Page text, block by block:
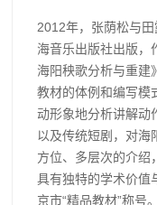
2012年，张荫松与
海音乐出版社出版，
海阳秧歌分析与重建
教材的体例和编写模
动形象地分析讲解动
以及传统短剧，对海
方位、多层次的介绍
具有独特的学术价值
京市“精品教材”称号